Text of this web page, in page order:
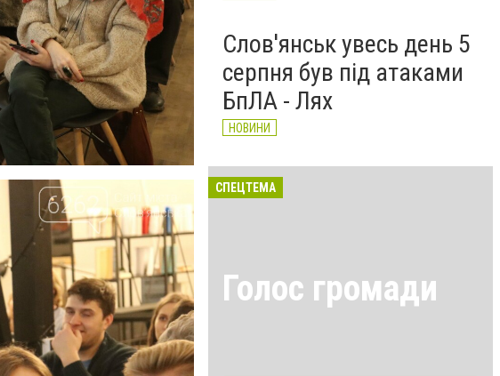
Слов'янськ увесь день 5
серпня був під атаками
БпЛА - Лях
НОВИНИ
СПЕЦТЕМА
Голос громади